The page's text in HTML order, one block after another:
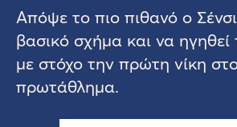
Απόψε το πιο πιθανό ο
βασικό σχήμα και να
με στόχο την πρώτη νίκη
πρωτάθλημα.